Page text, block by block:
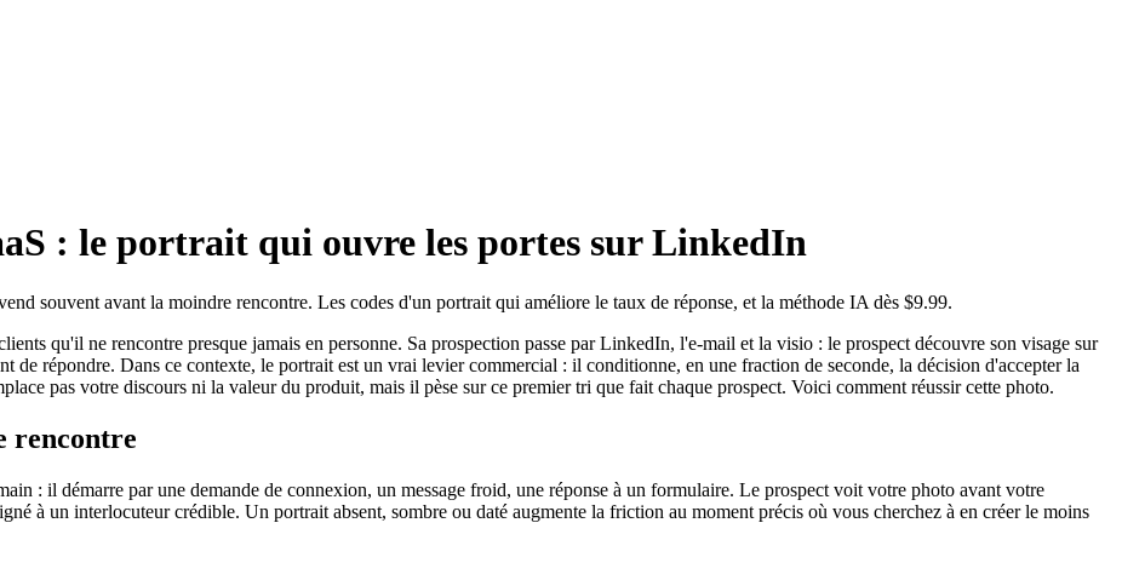
: le portrait qui ouvre les portes sur LinkedIn
souvent avant la moindre rencontre. Les codes d'un portrait qui améliore le taux de réponse, et la méthode IA dès $9.99.
qu'il ne rencontre presque jamais en personne. Sa prospection passe par LinkedIn, l'e-mail et la visio : le prospect découvre son visage sur
répondre. Dans ce contexte, le portrait est un vrai levier commercial : il conditionne, en une fraction de seconde, la décision d'accepter la
pas votre discours ni la valeur du produit, mais il pèse sur ce premier tri que fait chaque prospect. Voici comment réussir cette photo.
rencontre
: il démarre par une demande de connexion, un message froid, une réponse à un formulaire. Le prospect voit votre photo avant votre
à un interlocuteur crédible. Un portrait absent, sombre ou daté augmente la friction au moment précis où vous cherchez à en créer le moins